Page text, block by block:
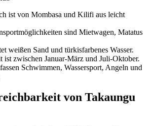
ist von Mombasa und Kilifi aus leicht
sind Mietwagen, Matatus
weißen Sand und türkisfarbenes Wasser.
ist zwischen Januar-März und Juli-Oktober.
Schwimmen, Wassersport, Angeln und
von Takaungu